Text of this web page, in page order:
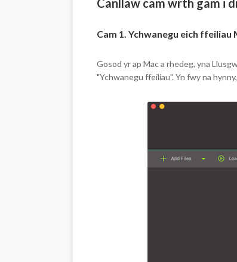
Canllaw cam wrth gam i
Cam 1. Ychwanegu eich
Gosod yr ap Mac a rhedeg, yna
"Ychwanegu ffeiliau". Yn fwy na